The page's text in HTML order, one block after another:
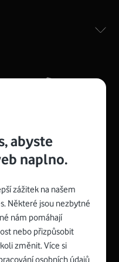
rozměry 21
cm (včetně stojánku)
připojení Wi-
abyste
naplno.
zážitek na našem
Některé jsou nezbytné
nám pomáhají
nebo přizpůsobit
změnit. Více si
osobních údajů